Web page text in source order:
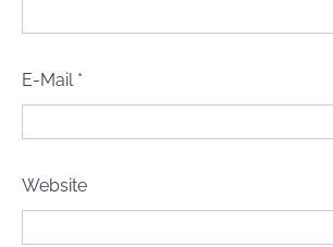
E-Mail *
Website